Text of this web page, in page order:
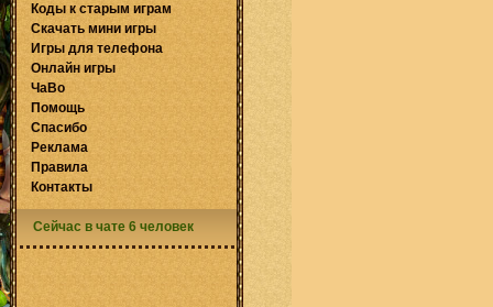
Коды к старым играм
Скачать мини игры
Игры для телефона
Онлайн игры
ЧаВо
Помощь
Спасибо
Реклама
Правила
Контакты
Сейчас в чате 6 человек